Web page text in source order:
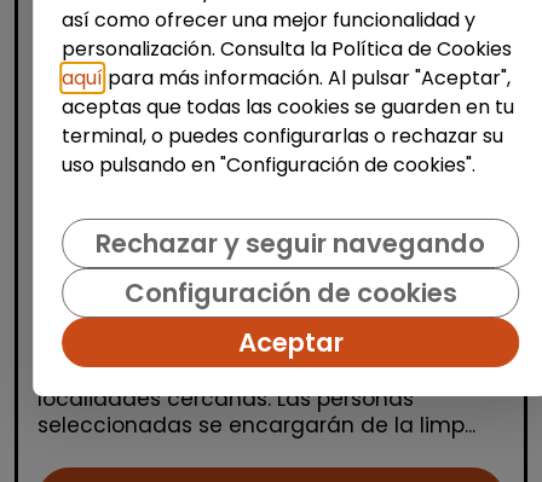
Limpieza y mantenimiento
Operario/a de limpieza de centros
escolares (benidorm y alrededores)
OSGA LEVANTE| España(Alicante)
Se buscan varios/as operarios/as de
limpieza para trabajar en centros escolares
ubicados en Alicante, Benidorm y
localidades cercanas. Las personas
seleccionadas se encargarán de la limp...
así como ofrecer una mejor funcionalidad y
personalización. Consulta la Política de Cookies
aquí para más información. Al pulsar "Aceptar",
aceptas que todas las cookies se guarden en tu
terminal, o puedes configurarlas o rechazar su
uso pulsando en "Configuración de cookies".
Rechazar y seguir navegando
Configuración de cookies
Aceptar